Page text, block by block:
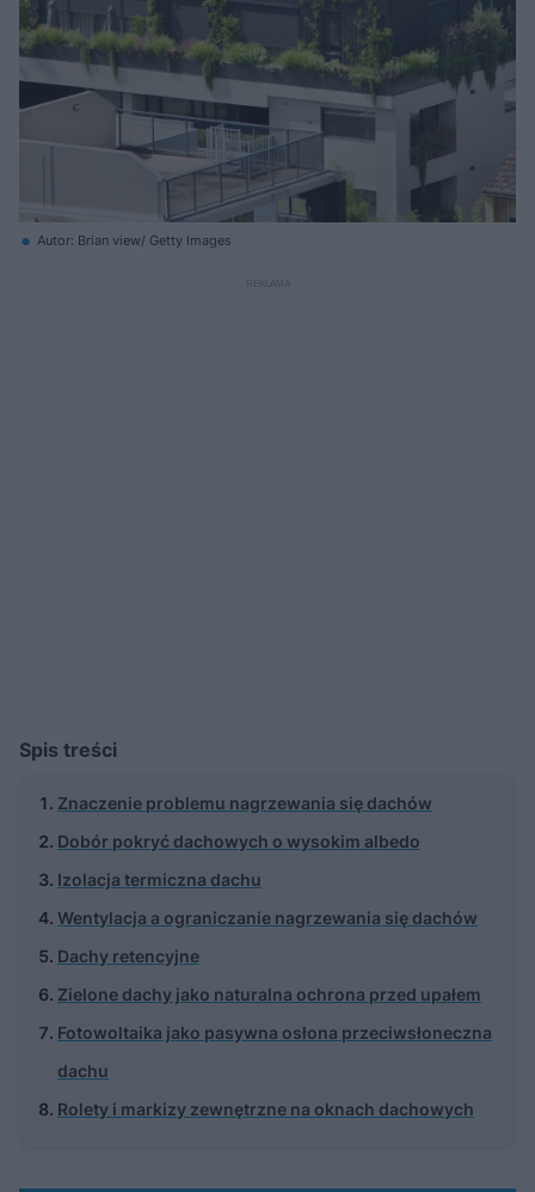
Autor: Brian view/ Getty Images
Spis treści
Znaczenie problemu nagrzewania się dachów
Dobór pokryć dachowych o wysokim albedo
Izolacja termiczna dachu
Wentylacja a ograniczanie nagrzewania się dachów
Dachy retencyjne
Zielone dachy jako naturalna ochrona przed upałem
Fotowoltaika jako pasywna osłona przeciwsłoneczna
dachu
Rolety i markizy zewnętrzne na oknach dachowych